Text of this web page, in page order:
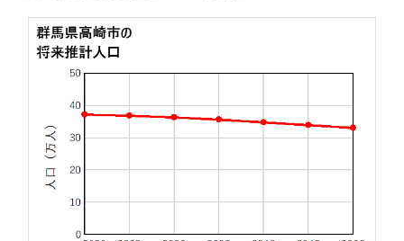
135 吉井町片山 6.2万円 512万円 -6.3%
136 鼻高町
上滝町 6.1万円 794万円
箕郷町東明屋 6.0万円 591万円
箕郷町白川
吉井町小暮 5.7万円 779万円